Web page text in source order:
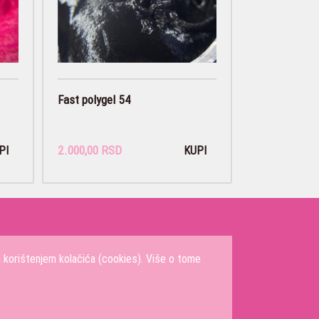
kolačića (cookies). Više o tome
Fast polygel 54
2.000,00 RSD KUPI